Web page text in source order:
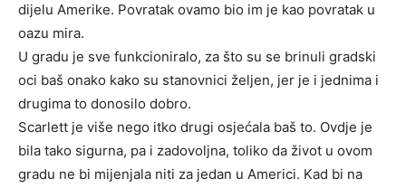
dijelu Amerike. Povratak ovamo bio im je kao povratak u
oazu mira.
U gradu je sve funkcioniralo, za što su se brinuli gradski
oci baš onako kako su stanovnici željen, jer je i jednima i
drugima to donosilo dobro.
Scarlett je više nego itko drugi osjećala baš to. Ovdje je
bila tako sigurna, pa i zadovoljna, toliko da život u ovom
gradu ne bi mijenjala niti za jedan u Americi. Kad bi na